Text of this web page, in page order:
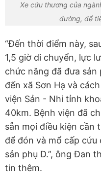
Xe cứu thương của
đường, để
“Đến thời điểm này,
1,5 giờ di chuyển, lực
chức năng đã đưa sản
đến xã Sơn Hạ và
viện Sản - Nhi tỉnh
40km. Bệnh viện đã
sẵn mọi điều kiện cần
để đón và mổ cấp cứu
sản phụ D.”, ông Đan
tin thêm.